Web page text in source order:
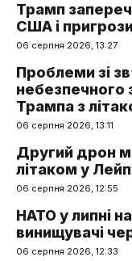
Трамп
США і
06 серпня 2026, 13:27
Проблеми зі
небезпечного
Трампа з
06 серпня 2026, 13:11
Другий дрон
літаком у
06 серпня 2026, 12:55
НАТО у липні
винищувачі
06 серпня 2026, 12:33